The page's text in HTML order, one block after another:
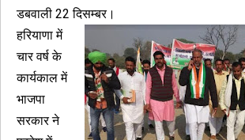
डबवाली 22 दिसम्बर।
हरियाणा में
चार वर्ष के
कार्यकाल में
भाजपा
सरकार ने